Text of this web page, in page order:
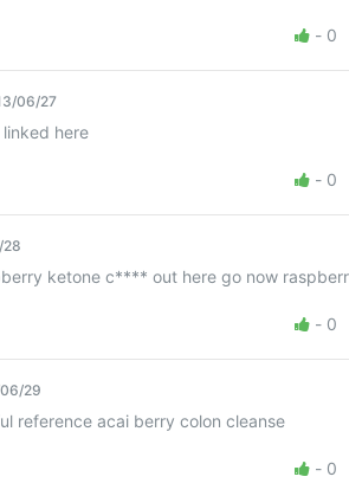
- 0
06/27
anonymous her response linked here
- 0
raspberry ketone za raspberry ketone c**** out
- 0
29
what are acai berriesuseful reference acai berry colon cleanse
- 0